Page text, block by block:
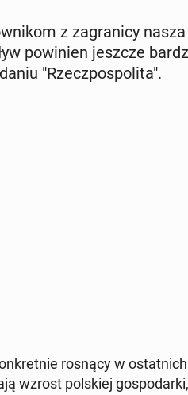
z za­gra­ni­cy
po­wi­nien jeszcze
"Rzecz­po­spo­li­ta".
rosnący w
wzrost pol­skiej